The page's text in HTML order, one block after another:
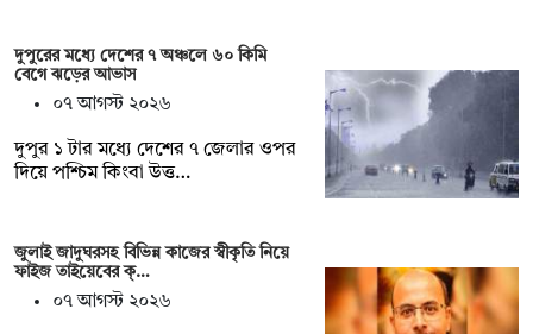
দুপুরের মধ্যে দেশের ৭ অঞ্চলে ৬০ কিমি
বেগে ঝড়ের আভাস
০৭ আগস্ট ২০২৬
দুপুর ১ টার মধ্যে দেশের ৭ জেলার ওপর
দিয়ে পশ্চিম কিংবা উত্ত…
জুলাই জাদুঘরসহ বিভিন্ন কাজের স্বীকৃতি নিয়ে
ফাইজ তাইয়েবের ক্…
০৭ আগস্ট ২০২৬